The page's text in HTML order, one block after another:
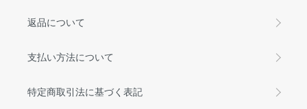
返品について
支払い方法について
特定商取引法に基づく表記